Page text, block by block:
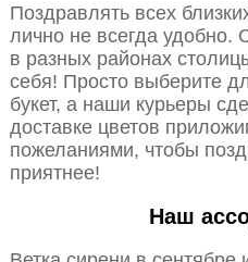
Поздравлять всех
лично не всегда удобно.
в разных районах
себя! Просто выберите
букет, а наши курьеры
доставке цветов
пожеланиями, чтобы
приятнее!
Наш